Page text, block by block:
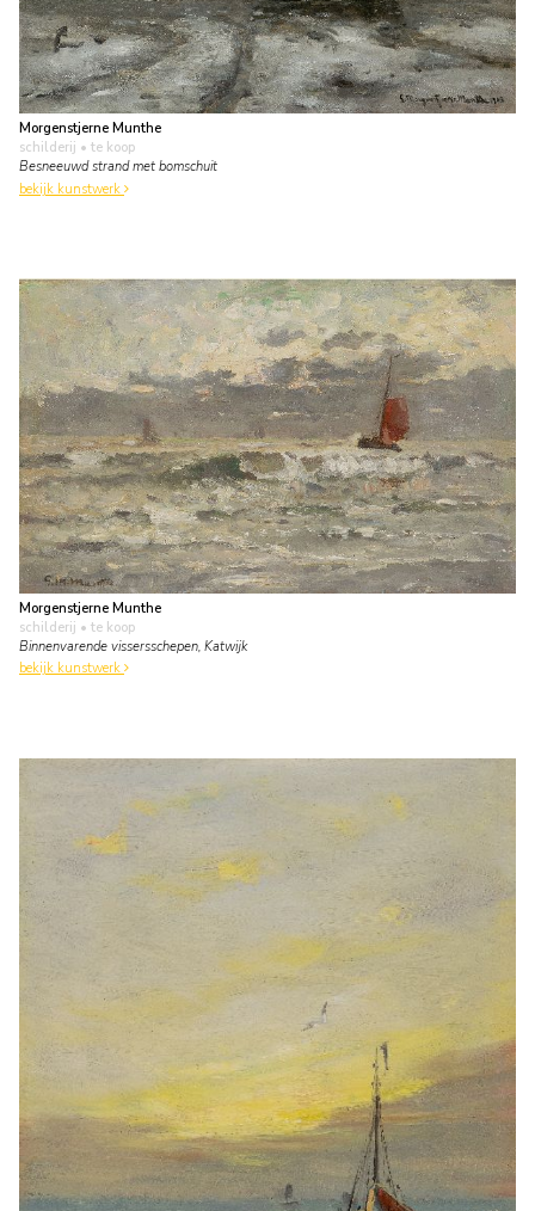
Morgenstjerne Munthe
schilderij • te koop
Besneeuwd strand met bomschuit
bekijk kunstwerk
Morgenstjerne Munthe
schilderij • te koop
Binnenvarende vissersschepen, Katwijk
bekijk kunstwerk